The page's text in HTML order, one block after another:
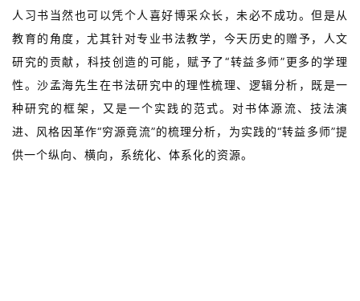
人习书当然也可以凭个人喜好博采众长，未必不成功。但是从
教育的角度，尤其针对专业书法教学，今天历史的赠予，人文
研究的贡献，科技创造的可能，赋予了“转益多师”更多的学理
性。沙孟海先生在书法研究中的理性梳理、逻辑分析，既是一
种研究的框架，又是一个实践的范式。对书体源流、技法演
进、风格因革作“穷源竟流”的梳理分析，为实践的“转益多师”提
供一个纵向、横向，系统化、体系化的资源。